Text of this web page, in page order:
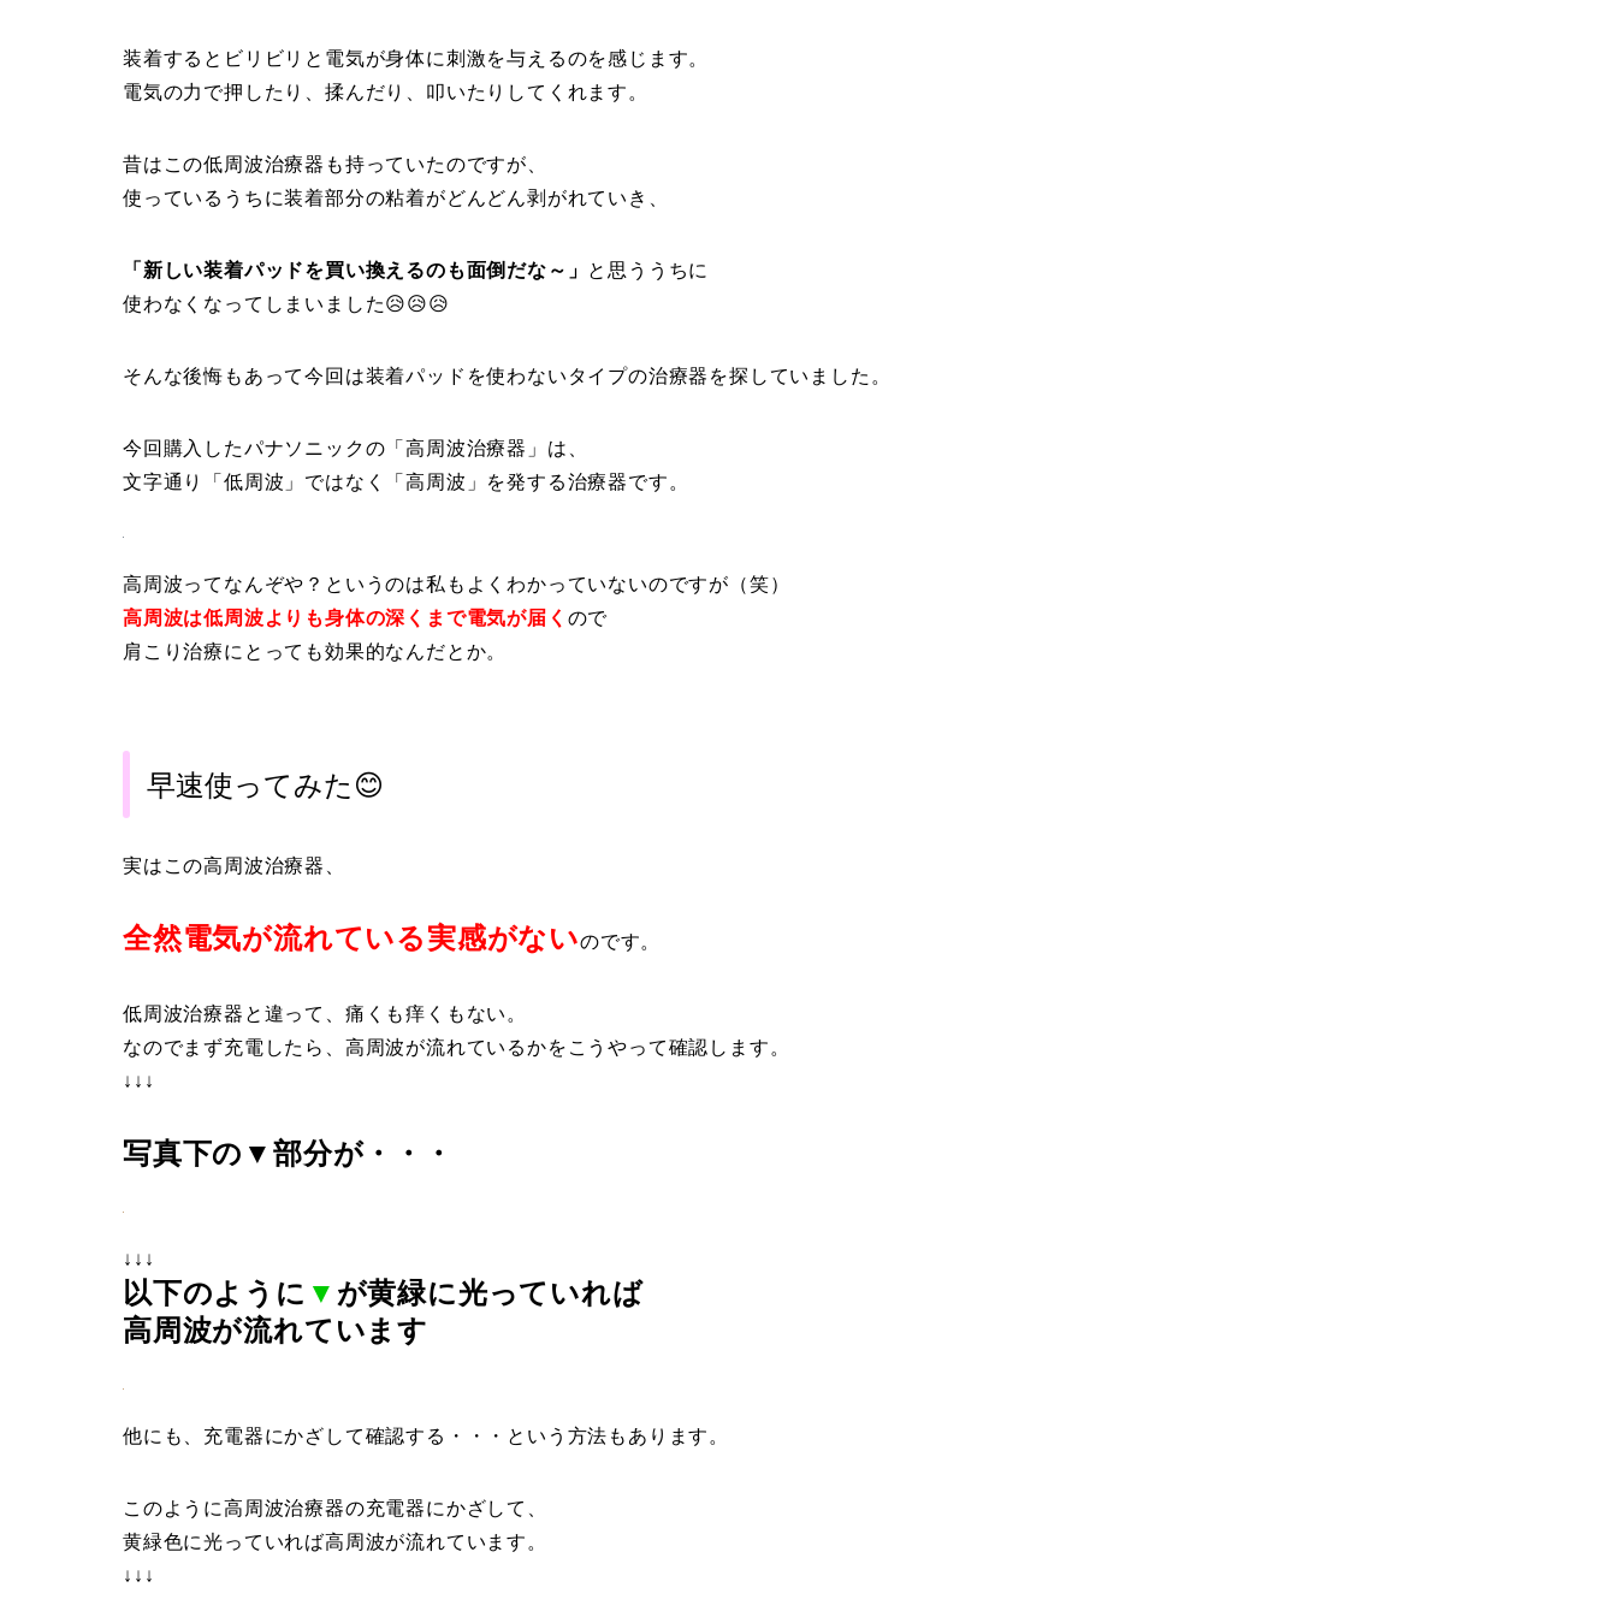
装着するとビリビリと電気が身体に刺激を与えるのを感じます。
電気の力で押したり、揉んだり、叩いたりしてくれます。
昔はこの低周波治療器も持っていたのですが、
使っているうちに装着部分の粘着がどんどん剥がれていき、
「新しい装着パッドを買い換えるのも面倒だな～」 と思ううちに
使わなくなってしまいました😥😥😥
そんな後悔もあって今回は装着パッドを使わないタイプの治療器を探していました。
今回購入したパナソニックの「高周波治療器」は、
文字通り「低周波」ではなく「高周波」を発する治療器です。
高周波ってなんぞや？というのは私もよくわかっていないのですが（笑）
高周波は低周波よりも身体の深くまで電気が届く ので
肩こり治療にとっても効果的なんだとか。
早速使ってみた😊
実はこの高周波治療器、
全然電気が流れている実感がないのです。
低周波治療器と違って、痛くも痒くもない。
なのでまず充電したら、高周波が流れているかをこうやって確認します。
↓↓↓
写真下の▼部分が・・・
↓↓↓
以下のように ▼ が黄緑に光っていれば
高周波が流れています
他にも、充電器にかざして確認する・・・という方法もあります。
このように高周波治療器の充電器にかざして、
黄緑色に光っていれば高周波が流れています。
↓↓↓